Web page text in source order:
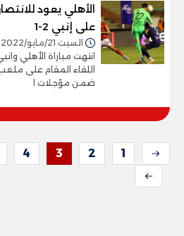
الأهلي يعود
على إنبي 2-1
السبت 21/مايو/2022 - 11:17 م
اللقاء المقام على
ضمن مؤجلات ا
1
2
3
4